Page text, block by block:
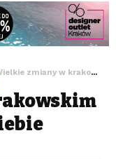
zmiany w krakowskim MPK. Sprawdź, czy ciebie dotyczą!